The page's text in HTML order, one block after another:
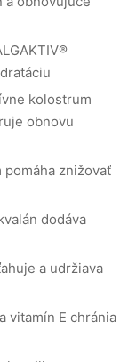
kolostrum
obnovu
znižovať
dodáva
a udržiava
vitamín E chránia